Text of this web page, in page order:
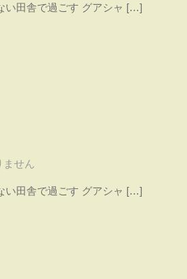
い田舎で過ごす グアシャ […]
ません
い田舎で過ごす グアシャ […]